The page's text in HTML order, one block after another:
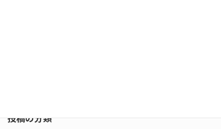
投稿の分類